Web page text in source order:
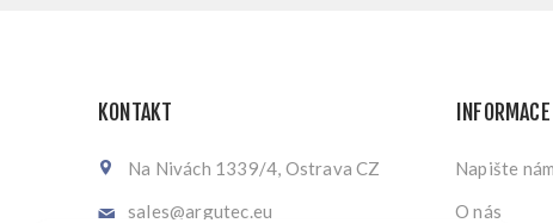
KONTAKT
Na Nivách 1339/4, Ostrava CZ
sales@argutec.eu
INFORMACE
Napište nám
O nás